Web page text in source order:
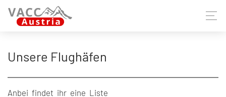
Unsere Flughäfen
Anbei findet ihr eine Liste